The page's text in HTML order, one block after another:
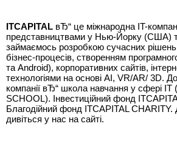
ITCAPITAL вЂ“ це міжнародна IT-
представництвами у Нью-Йорку (США)
займаємось розробкою сучасних рішень
бізнес-процесів, створенням
та Android), корпоративних сайтів,
технологіями на основі AI, VR/AR/ 3D.
компанії вЂ“ школа навчання у сфері ІТ
SCHOOL). Інвестиційний фонд
Благодійний фонд ITCAPITAL CHARITY.
дивіться у нас на сайті.